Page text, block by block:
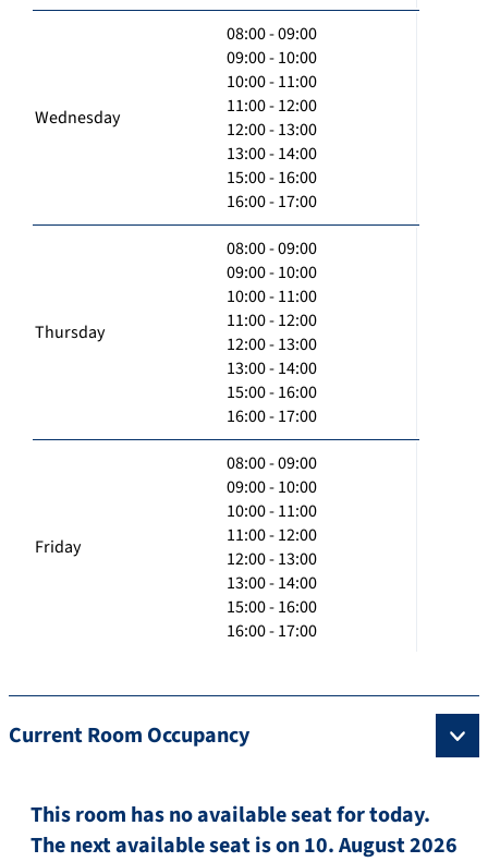
Wednesday
08:00 - 09:00
09:00 - 10:00
10:00 - 11:00
11:00 - 12:00
12:00 - 13:00
13:00 - 14:00
15:00 - 16:00
16:00 - 17:00
Thursday
08:00 - 09:00
09:00 - 10:00
10:00 - 11:00
11:00 - 12:00
12:00 - 13:00
13:00 - 14:00
15:00 - 16:00
16:00 - 17:00
Friday
08:00 - 09:00
09:00 - 10:00
10:00 - 11:00
11:00 - 12:00
12:00 - 13:00
13:00 - 14:00
15:00 - 16:00
16:00 - 17:00
Current Room Occupancy
This room has no available seat for today.
The next available seat is on 10. August 2026